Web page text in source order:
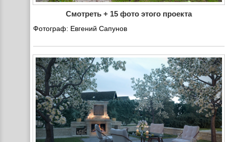
Смотреть + 15 фото этого проекта
Фотограф: Евгений Сапунов